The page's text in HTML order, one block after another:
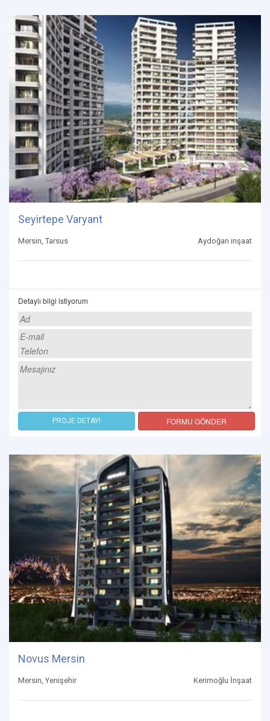
Seyirtepe Varyant
Mersin, Tarsus Aydoğan inşaat
Detaylı bilgi istiyorum
PROJE DETAYI FORMU GÖNDER
Novus Mersin
Mersin, Yenişehir Kerimoğlu İnşaat